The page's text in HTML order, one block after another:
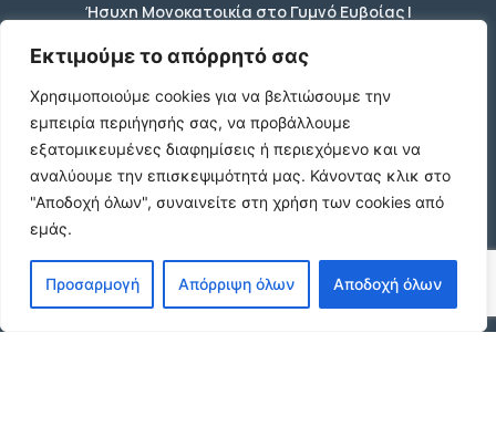
Εκτιμούμε το απόρρητό σας
Χρησιμοποιούμε cookies για να βελτιώσουμε την
εμπειρία περιήγησής σας, να προβάλλουμε
εξατομικευμένες διαφημίσεις ή περιεχόμενο και να
αναλύουμε την επισκεψιμότητά μας. Κάνοντας κλικ στο
"Αποδοχή όλων", συναινείτε στη χρήση των cookies από
εμάς.
Προσαρμογή Απόρριψη όλων Αποδοχή όλων
Ήσυχη Μονοκατοικία στο Γυμνό Ευβοίας |
Κοντά σε Θάλασσα & Βουνό
€52 /μήνα
ΕΝΟΙΚΙΑΣΗ ΔΙΑΜΕΡΙΣΜΑΤΟΣ ΧΑΡΙΛΑΟΥ
ΘΕΣΣΑΛΟΝΙΚΗ
€600 /μήνα
Κωδικος ακινητου Μ480 καταστημα στον
Ευοσμο